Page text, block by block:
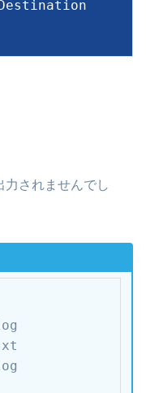
力されませんでし